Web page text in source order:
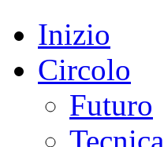
Inizio
Circolo
Futuro